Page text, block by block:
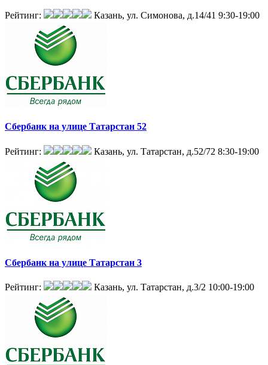
Рейтинг: Казань, ул. Симонова, д.14/41 9:30-19:00
Сбербанк на улице Татарстан 52
Рейтинг: Казань, ул. Татарстан, д.52/72 8:30-19:00
Сбербанк на улице Татарстан 3
Рейтинг: Казань, ул. Татарстан, д.3/2 10:00-19:00